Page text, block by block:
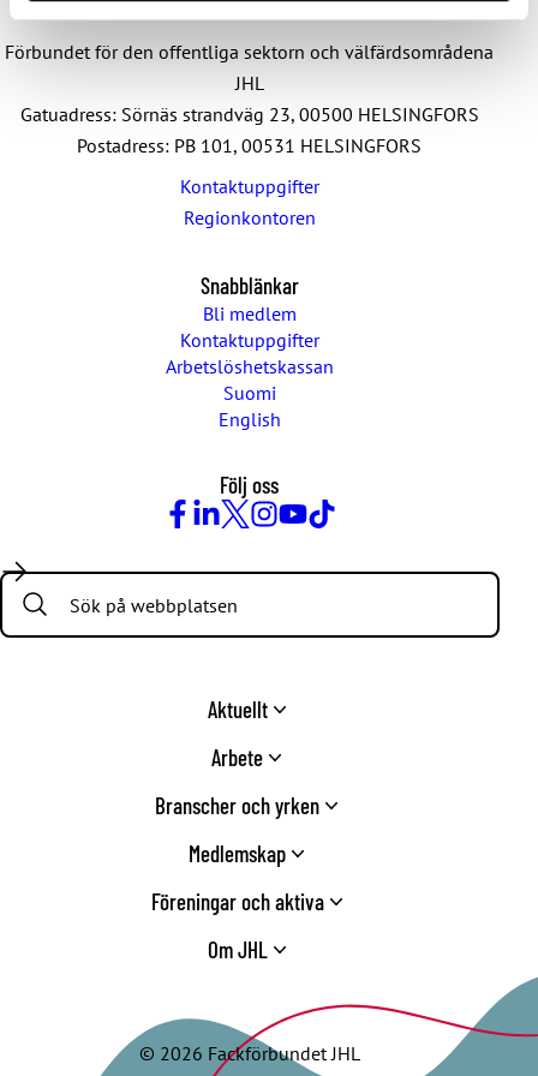
Förbundet för den offentliga sektorn och välfärdsområdena
JHL
Gatuadress: Sörnäs strandväg 23, 00500 HELSINGFORS
Postadress: PB 101, 00531 HELSINGFORS
Kontaktuppgifter
Regionkontoren
Snabblänkar
Bli medlem
Kontaktuppgifter
Arbetslöshetskassan
Suomi
English
Följ oss
Search:
Aktuellt
Arbete
Branscher och yrken
Medlemskap
Föreningar och aktiva
Om JHL
© 2026 Fackförbundet JHL